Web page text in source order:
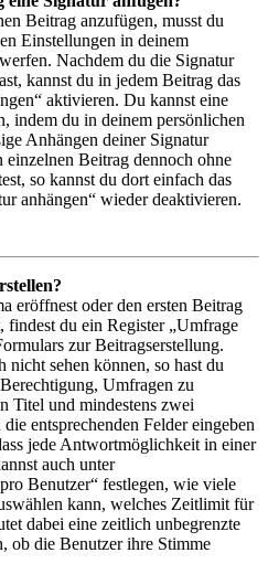
Beitrag anzufügen, musst du
Einstellungen in deinem
Nachdem du die Signatur
kannst du in jedem Beitrag das
aktivieren. Du kannst eine
indem du in deinem persönlichen
Anhängen deiner Signatur
Beitrag dennoch ohne
so kannst du dort einfach das
anhängen“ wieder deaktivieren.
eröffnest oder den ersten Beitrag
findest du ein Register „Umfrage
zur Beitragserstellung.
nicht sehen können, so hast du
Umfragen zu
Titel und mindestens zwei
entsprechenden Felder eingeben
jede Antwortmöglichkeit in einer
auch unter
Benutzer“ festlegen, wie viele
kann, welches Zeitlimit für
dabei eine zeitlich unbegrenzte
ob die Benutzer ihre Stimme